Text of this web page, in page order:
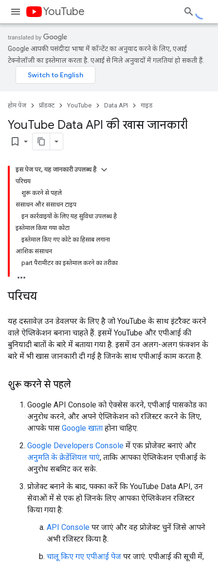
YouTube
Google आपकी पसंदीदा भाषा में कॉन्टेंट का अनुवाद करने के लिए, एआई
टेक्नोलॉजी का इस्तेमाल करता है. एआई से मिले अनुवादों में गलतियां हो सकती हैं.
होम पेज प्रॉडक्ट YouTube Data API गाइड
YouTube Data API की खास जानकारी
bookmark_border
इस पेज पर, यह जानकारी उपलब्ध है
परिचय
शुरू करने से पहले
संसाधन और संसाधन टाइप
इन कार्रवाइयों के लिए यह सुविधा उपलब्ध है
इस्तेमाल किया गया कोटा
इस्तेमाल किए गए कोटे का हिसाब लगाना
आंशिक संसाधन
part पैरामीटर का इस्तेमाल करने का तरीका
परिचय
यह दस्तावेज़ उन डेवलपर के लिए है जो YouTube के साथ इंटरैक्ट करने
वाले ऐप्लिकेशन बनाना चाहते हैं. इसमें YouTube और एपीआई की
बुनियादी बातों के बारे में बताया गया है. इसमें उन अलग-अलग फ़ंक्शन के
बारे में भी खास जानकारी दी गई है जिनके साथ एपीआई काम करता है.
शुरू करने से पहले
Google API Console को ऐक्सेस करने, एपीआई पासकोड का
अनुरोध करने, और अपने ऐप्लिकेशन को रजिस्टर करने के लिए,
आपके पास Google खाता होना चाहिए.
Google Developers Console में एक प्रोजेक्ट बनाएं और
अनुमति के क्रेडेंशियल पाएं, ताकि आपका ऐप्लिकेशन एपीआई के
अनुरोध सबमिट कर सके.
प्रोजेक्ट बनाने के बाद, पक्का करें कि YouTube Data API, उन
सेवाओं में से एक हो जिनके लिए आपका ऐप्लिकेशन रजिस्टर
किया गया है:
API Console पर जाएं और वह प्रोजेक्ट चुनें जिसे आपने
अभी रजिस्टर किया है.
चालू किए गए एपीआई पेज पर जाएं. एपीआई की सूची में,